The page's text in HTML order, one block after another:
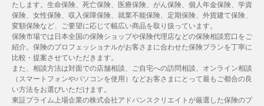
たします。生命保険、死亡保険、医療保険、がん保険、個人年金保険、学資
保険、女性保険、収入保障保険、就業不能保険、定期保険、外貨建て保険、
変額保険など、ご要望に応じて幅広い商品を取り扱っています。
保険市場では日本全国の保険ショップや保険代理店などの保険相談窓口をご
紹介。保険のプロフェッショナルがお客さまに合わせた保険プランを丁寧に
比較・提案させていただきます。
また、相談方法は対面での店舗相談、ご自宅への訪問相談、オンライン相談
（スマートフォンやパソコンを使用）などお客さまにとって最もご都合の良
い方法をお選びいただけます。
東証プライム上場企業の株式会社アドバンスクリエイトが厳選した保険のプ